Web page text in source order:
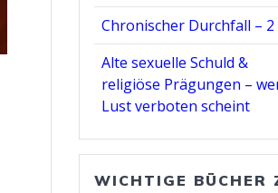
Chronischer Durchfall – 2
Alte sexuelle Schuld &
religiöse Prägungen –
Lust verboten scheint
WICHTIGE BÜCHER